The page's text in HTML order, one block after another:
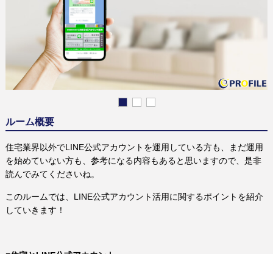
ルーム概要
住宅業界以外でLINE公式アカウントを運用している方も、まだ運用
を始めていない方も、参考になる内容もあると思いますので、是非
読んでみてくださいね。
このルームでは、LINE公式アカウント活用に関するポイントを紹介
していきます！